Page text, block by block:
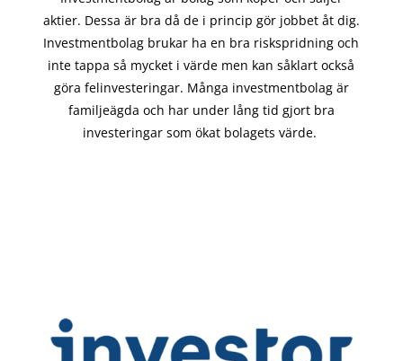
aktier. Dessa är bra då de i princip görjobbet åt dig.
Investmentbolag brukar ha en bra riskspridning och
inte tappa så mycket i värde men kan såklart också
göra felinvesteringar. Många investmentbolag är
familjeägda och har under lång tid gjort bra
investeringar som ökat bolagets värde.